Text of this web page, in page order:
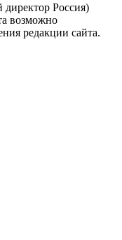
Россия)
возможно
редакции сайта.